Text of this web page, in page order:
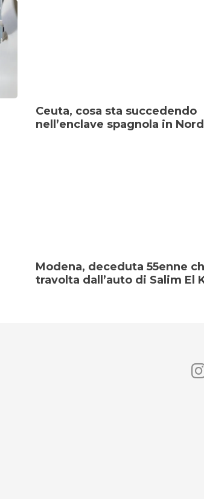
Ceuta, cosa sta succedendo
nell’enclave spagnola in
Modena, deceduta 55enne
travolta dall’auto di Salim El